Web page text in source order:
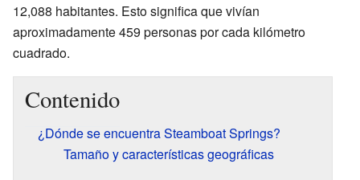
12,088 habitantes. Esto significa que vivían
aproximadamente 459 personas por cada kilómetro
cuadrado.
Contenido
¿Dónde se encuentra Steamboat Springs?
Tamaño y características geográficas